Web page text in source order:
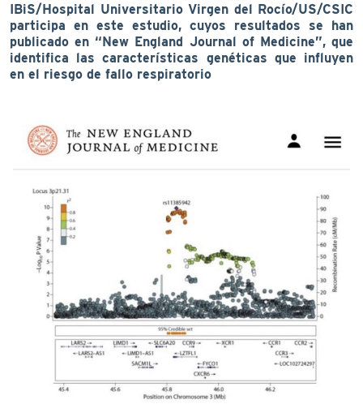
IBiS/Hospital Universitario Virgen del Rocío/US/CSIC
participa en este estudio, cuyos resultados se han
publicado en “New England Journal of Medicine”, que
identifica las características genéticas que influyen
en el riesgo de fallo respiratorio